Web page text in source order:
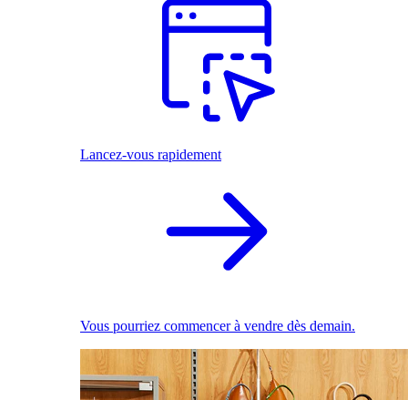
Lancez-vous rapidement
Vous pourriez commencer à vendre dès demain.